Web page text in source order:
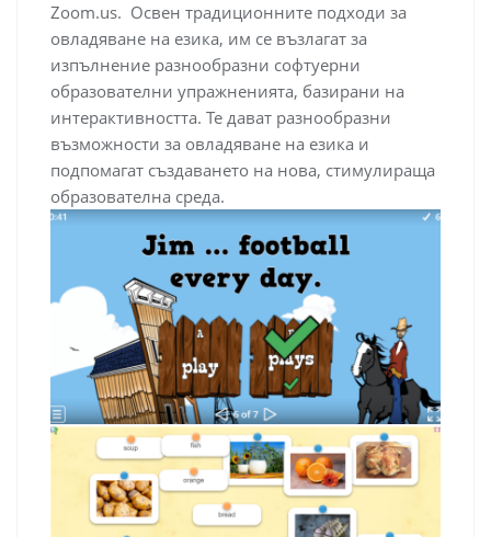
Zoom.us. Освен традиционните подходи за
овладяване на езика, им се възлагат за
изпълнение разнообразни софтуерни
образователни упражненията, базирани на
интерактивността. Те дават разнообразни
възможности за овладяване на езика и
подпомагат създаването на нова, стимулираща
образователна среда.